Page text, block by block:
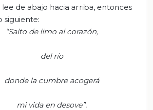
lee de abajo hacia arriba, entonces
siguiente:
“Salto de limo al corazón,
del río
donde la cumbre acogerá
mi vida en desove”.